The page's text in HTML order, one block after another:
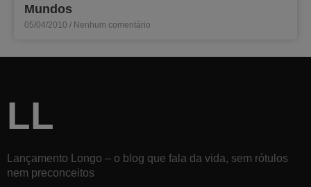
Mundos
05/04/2010 Nenhum comentário
LL
Lançamento Longo – o blog que fala da vida, sem rótulos
nem preconceitos